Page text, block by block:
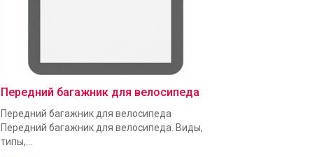
Передний багажник для велосипеда
Передний багажник для велосипеда
Передний багажник для велосипеда. Виды,
типы,...